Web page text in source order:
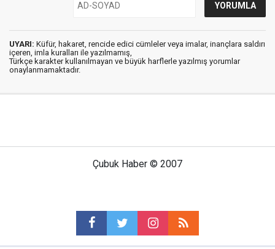
UYARI: Küfür, hakaret, rencide edici cümleler veya imalar, inançlara saldırı
içeren, imla kuralları ile yazılmamış,
Türkçe karakter kullanılmayan ve büyük harflerle yazılmış yorumlar
onaylanmamaktadır.
Çubuk Haber © 2007